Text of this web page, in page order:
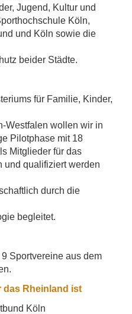
Jugend, Kultur und
Köln,
und Köln sowie die
beider Städte.
für Familie, Kinder,
Westfalen wollen wir in
Pilotphase mit 18
Mitglieder für das
und qualifiziert werden
durch die
begleitet.
Sportvereine aus dem
das Rheinland ist
Köln